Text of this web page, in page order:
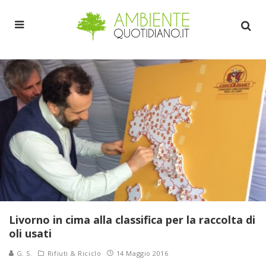
Livorno in cima alla classifica per la raccolta di
oli usati
G. S. Rifiuti & Riciclo 14 Maggio 2016